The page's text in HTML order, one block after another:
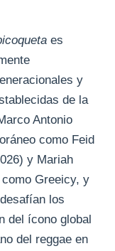
es
y
de la
Antonio
como Feid
y Mariah
Greeicy, y
los
del ícono global
del reggae en